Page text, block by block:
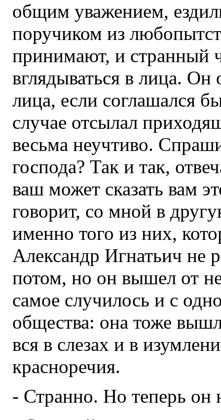
общим уважением,
поручиком из
принимают, и странный
вглядываться в лица. Он
лица, если соглашался
случае отсылал
весьма неучтиво.
господа? Так и так,
ваш может сказать вам
говорит, со мной в
именно того из них,
Александр Игнатьич не
потом, но он вышел от
самое случилось и с
общества: она тоже
вся в слезах и в
красноречия.
- Странно. Но теперь он